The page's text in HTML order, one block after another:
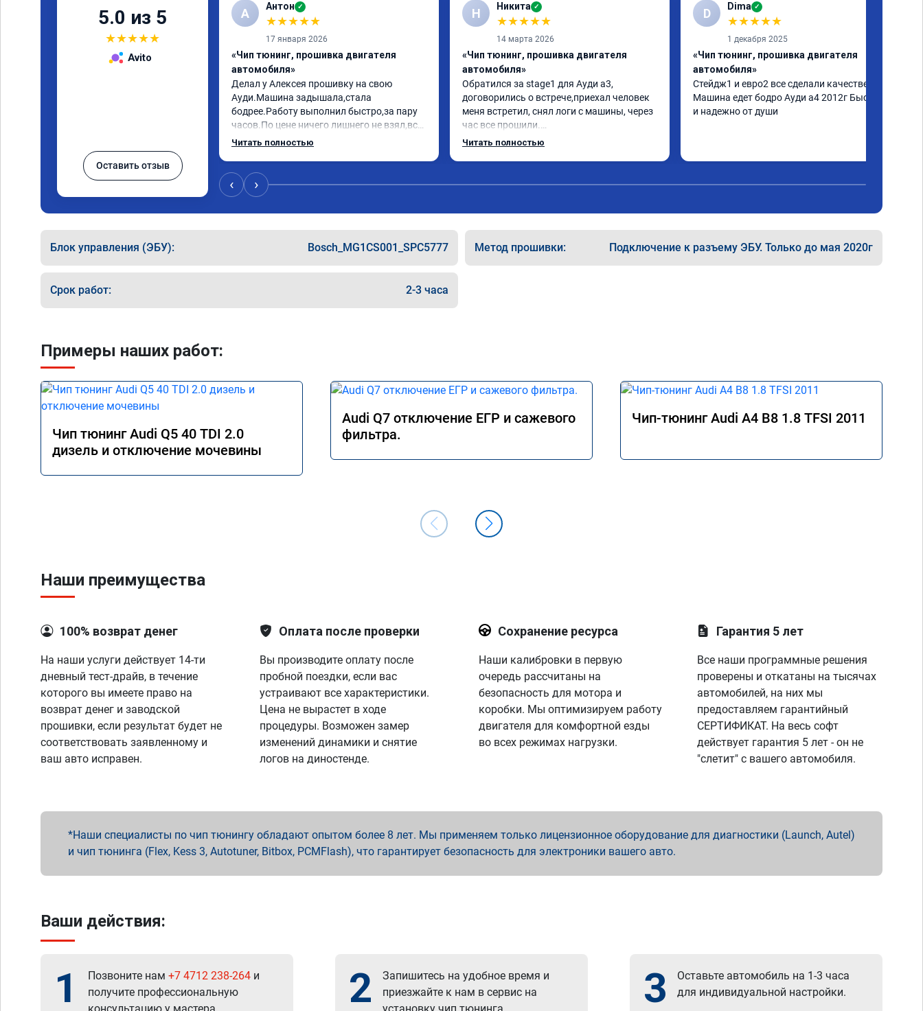
5.0 из 5
★★★★★
Avito
Оставить отзыв
А Антон ✓
★★★★★
17 января 2026
«Чип тюнинг, прошивка двигателя
автомобиля»
Делал у Алексея прошивку на свою
Ауди.Машина задышала,стала
бодрее.Работу выполнил быстро,за пару
часов.По цене ничего лишнего не взял,всё
как договаривались заранее.После
знаю,куда ехать в случае поломки
авто.Однозначно рекомендую Алексея
Читать полностью
Н Никита ✓
★★★★★
14 марта 2026
«Чип тюнинг, прошивка двигателя
автомобиля»
Обратился за stage1 для Ауди а3,
договорились о встрече,приехал человек
меня встретил, снял логи с машины, через
час все прошили.
Арман спасибо тебе огромное, машинка по
Читать полностью
D Dima ✓
★★★★★
1 декабря 2025
«Чип тюнинг, прошивка двигателя
автомобиля»
Стейдж1 и евро2 все сделали качественно.
Машина едет бодро Ауди а4 2012г Быстро
и надежно от души
‹ ›
Блок управления (ЭБУ): Bosch_MG1CS001_SPC5777 Метод прошивки: Подключение к разъему ЭБУ. Только до мая 2020г
Срок работ: 2-3 часа
Примеры наших работ:
Чип тюнинг Audi Q5 40 TDI 2.0
дизель и отключение мочевины
Audi Q7 отключение ЕГР и сажевого
фильтра.
Чип-тюнинг Audi A4 B8 1.8 TFSI 2011
Наши преимущества
100% возврат денег
На наши услуги действует 14-ти
дневный тест-драйв, в течение
которого вы имеете право на
возврат денег и заводской
прошивки, если результат будет не
соответствовать заявленному и
ваш авто исправен.
Оплата после проверки
Вы производите оплату после
пробной поездки, если вас
устраивают все характеристики.
Цена не вырастет в ходе
процедуры. Возможен замер
изменений динамики и снятие
логов на диностенде.
Сохранение ресурса
Наши калибровки в первую
очередь рассчитаны на
безопасность для мотора и
коробки. Мы оптимизируем работу
двигателя для комфортной езды
во всех режимах нагрузки.
Гарантия 5 лет
Все наши программные решения
проверены и откатаны на тысячах
автомобилей, на них мы
предоставляем гарантийный
СЕРТИФИКАТ. На весь софт
действует гарантия 5 лет - он не
"слетит" с вашего автомобиля.
Наши специалисты по чип тюнингу обладают опытом более 8 лет. Мы применяем только лицензионное оборудование для диагностики (Launch, Autel)
и чип тюнинга (Flex, Kess 3, Autotuner, Bitbox, PCMFlash), что гарантирует безопасность для электроники вашего авто.
Ваши действия:
1 Позвоните нам +7 4712 238-264 и
получите профессиональную
2
Запишитесь на удобное время и
приезжайте к нам в сервис на
3
Оставьте автомобиль на 1-3 часа
для индивидуальной настройки.